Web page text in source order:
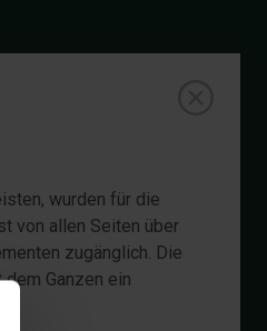
wurden für die
von allen Seiten über
zugänglich. Die
Ganzen ein